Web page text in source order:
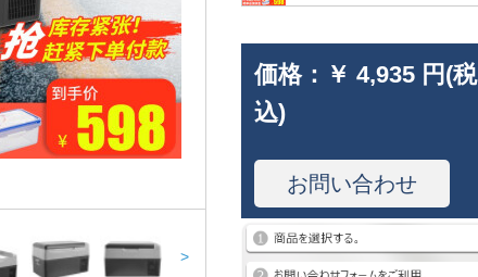
>
価格： ￥ 4,935 円(税
込)
お問い合わせ